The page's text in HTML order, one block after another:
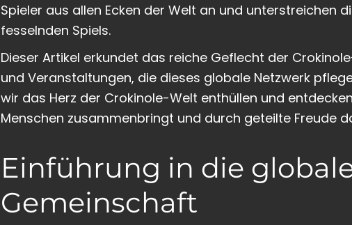
Spieler aus allen Ecken der Welt an und unterstreichen
fesselnden Spiels.
Dieser Artikel erkundet das reiche Geflecht der
und Veranstaltungen, die dieses globale Netzwerk
wir das Herz der Crokinole-Welt enthüllen und
Menschen zusammenbringt und durch geteilte Freude
Einführung in die
Gemeinschaft